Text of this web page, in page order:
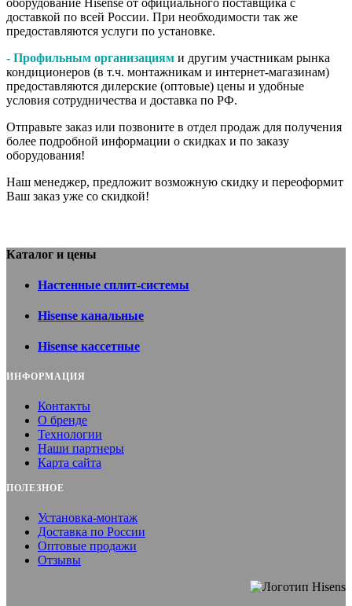
оборудование Hisense от официального поставщика с
доставкой по всей России. При необходимости так же
предоставляются услуги по установке.
- Профильным организациям и другим участникам рынка
кондиционеров (в т.ч. монтажникам и интернет-магазинам)
предоставляются дилерские (оптовые) цены и удобные
условия сотрудничества и доставка по РФ.
Отправьте заказ или позвоните в отдел продаж для получения
более подробной информации о скидках и по заказу
оборудования!
Наш менеджер, предложит возможную скидку и переоформит
Ваш заказ уже со скидкой!
Каталог и цены
Настенные сплит-системы
Hisense канальные
Hisense кассетные
ИНФОРМАЦИЯ
Контакты
О бренде
Технологии
Наши партнеры
Карта сайта
ПОЛЕЗНОЕ
Установка-монтаж
Доставка по России
Оптовые продажи
Отзывы